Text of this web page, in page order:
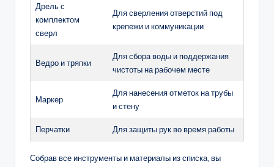
Дрель с
комплектом
сверл
Для сверления отверстий под
крепежи и коммуникации
Ведро и тряпки
Для сбора воды и поддержания
чистоты на рабочем месте
Маркер
Для нанесения отметок на трубы
и стену
Перчатки Для защиты рук во время работы
Собрав все инструменты и материалы из списка, вы